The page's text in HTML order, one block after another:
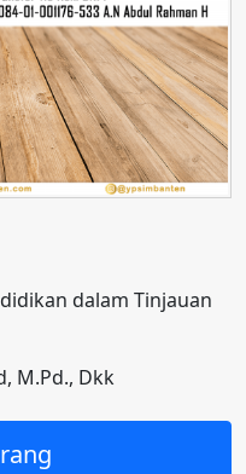
dalam Tinjauan
M.Pd., Dkk